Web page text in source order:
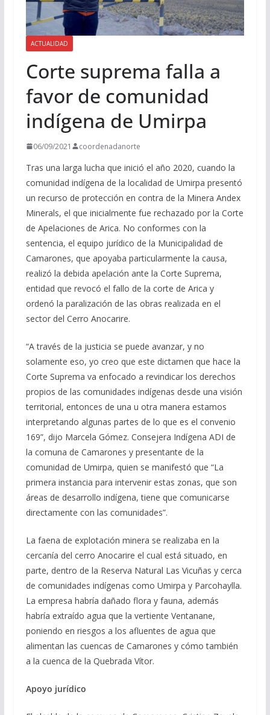
ACTUALIDAD
Corte suprema falla a
favor de comunidad
indígena de Umirpa
06/09/2021 coordenadanorte
Tras una larga lucha que inició el año 2020, cuando la
comunidad indígena de la localidad de Umirpa presentó
un recurso de protección en contra de la Minera Andex
Minerals, el que inicialmente fue rechazado por la Corte
de Apelaciones de Arica. No conformes con la
sentencia, el equipo jurídico de la Municipalidad de
Camarones, que apoyaba particularmente la causa,
realizó la debida apelación ante la Corte Suprema,
entidad que revocó el fallo de la corte de Arica y
ordenó la paralización de las obras realizada en el
sector del Cerro Anocarire.
“A través de la justicia se puede avanzar, y no
solamente eso, yo creo que este dictamen que hace la
Corte Suprema va enfocado a revindicar los derechos
propios de las comunidades indígenas desde una visión
territorial, entonces de una u otra manera estamos
interpretando algunas partes de lo que es el convenio
169”, dijo Marcela Gómez. Consejera Indígena ADI de
la comuna de Camarones y presentante de la
comunidad de Umirpa, quien se manifestó que “La
primera instancia para intervenir estas zonas, que son
áreas de desarrollo indígena, tiene que comunicarse
directamente con las comunidades”.
La faena de explotación minera se realizaba en la
cercanía del cerro Anocarire el cual está situado, en
parte, dentro de la Reserva Natural Las Vicuñas y cerca
de comunidades indígenas como Umirpa y Parcohaylla.
La empresa habría dañado flora y fauna, además
habría extraído agua que la vertiente Ventanane,
poniendo en riesgos a los afluentes de agua que
alimentan las cuencas de Camarones y cómo también
a la cuenca de la Quebrada Vítor.
Apoyo jurídico